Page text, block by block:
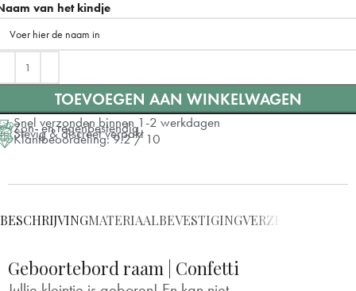
Dubbelzijdige tape
Zuignappen
van het kindje
TOEVOEGEN AAN WINKELWAGEN
Snel verzonden binnen 1-2 werkdagen
Zon- en regenbestendig
Stevig & discreet verpakt
Klantbeoordeling: 9.2 / 10
BESCHRIJVINGMATERIAALBEVESTIGINGVERZENDING
Geboortebord raam | Confetti